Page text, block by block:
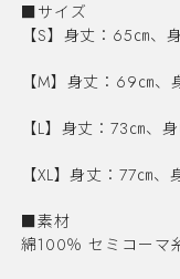
■サイズ
【S】身丈：65㎝、
【M】身丈：69㎝
【L】身丈：73㎝、
【XL】身丈：77㎝
■素材
綿100％ セミコーマ